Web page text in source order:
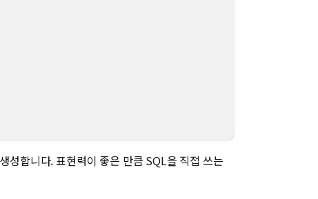
합니다. 표현력이 좋은 만큼 SQL을 직접 쓰는